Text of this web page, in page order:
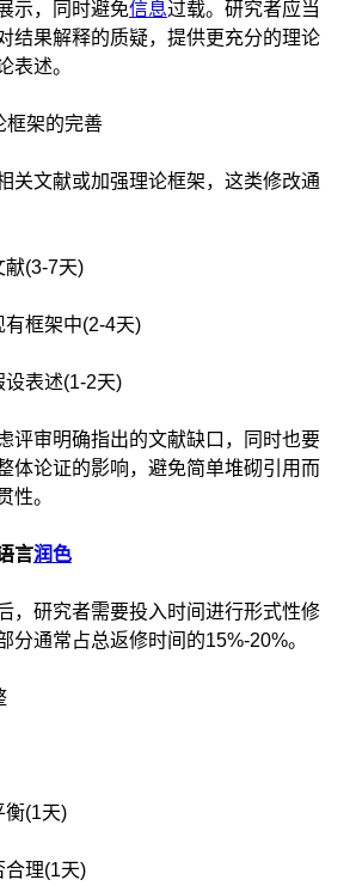
示，同时避免信息过载。研究者应当
结果解释的质疑，提供更充分的理论
表述。
框架的完善
关文献或加强理论框架，这类修改通
献(3-7天)
框架中(2-4天)
表述(1-2天)
评审明确指出的文献缺口，同时也要
体论证的影响，避免简单堆砌引用而
性。
言润色
，研究者需要投入时间进行形式性修
分通常占总返修时间的15%-20%。
衡(1天)
合理(1天)